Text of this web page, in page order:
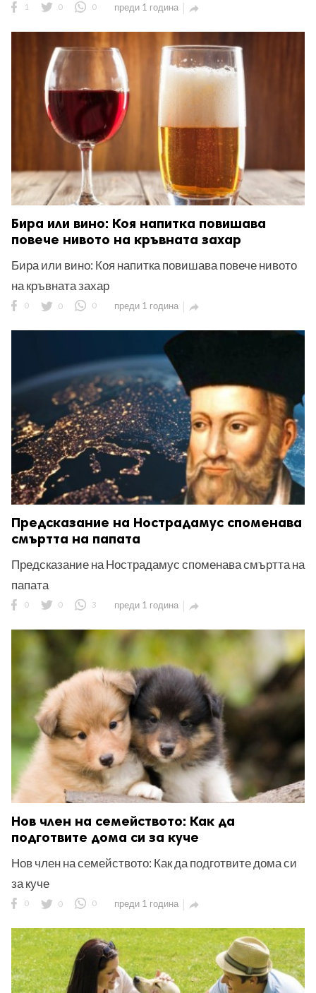
1 0 0 преди 1 година 
Бира или вино: Коя напитка повишава
повече нивото на кръвната захар
Бира или вино: Коя напитка повишава повече нивото
на кръвната захар
0 0 0 преди 1 година 
Предсказание на Нострадамус споменава
смъртта на папата
Предсказание на Нострадамус споменава смъртта на
папата
0 0 3 преди 1 година 
Нов член на семейството: Как да
подготвите дома си за куче
Нов член на семейството: Как да подготвите дома си
за куче
0 0 0 преди 1 година 